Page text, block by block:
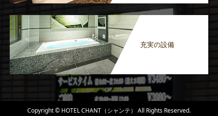
充実の設備
Copyright © HOTEL CHANT（シャンテ） All Rights Reserved.